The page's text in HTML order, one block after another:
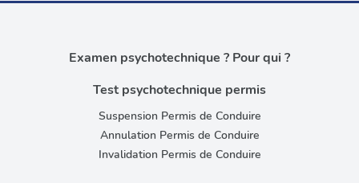
Examen psychotechnique ? Pour qui ?
Test psychotechnique permis
Suspension Permis de Conduire
Annulation Permis de Conduire
Invalidation Permis de Conduire